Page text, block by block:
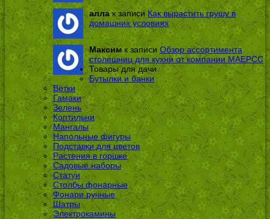
аллак записиКак вырастить грушу в
домашних условиях
Максимк записи Обзор ассортимента
столешниц для кухни от компании МАЕРСС
Товары для дачи
Бутылки и банки
Ветки
Гамаки
Зелень
Коптильни
Мангалы
Напольные фигуры
Подставки для цветов
Растения в горшке
Садовые наборы
Статуи
Столбы фонарные
Фонари ручные
Шатры
Электрокамины